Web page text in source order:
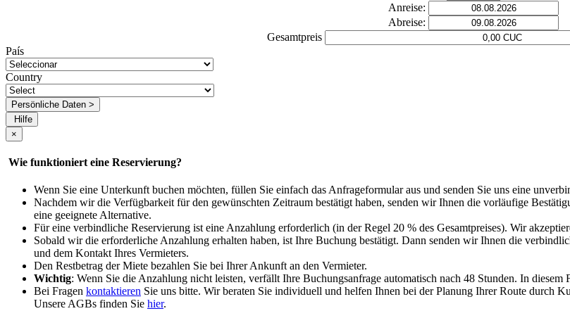
Anreise:
Abreise:
Gesamtpreis
País
Country
Persönliche Daten >
Hilfe
×
Wie funktioniert eine Reservierung?
Wenn Sie eine Unterkunft buchen möchten, füllen Sie einfach das Anfrageformular aus und senden Sie uns eine
Nachdem wir die Verfügbarkeit für den gewünschten Zeitraum bestätigt haben, senden wir Ihnen die vorläufige
eine geeignete Alternative.
Für eine verbindliche Reservierung ist eine Anzahlung erforderlich (in der Regel 20 % des Gesamtpreises). Wir
Sobald wir die erforderliche Anzahlung erhalten haben, ist Ihre Buchung bestätigt. Dann senden wir Ihnen die
und dem Kontakt Ihres Vermieters.
Den Restbetrag der Miete bezahlen Sie bei Ihrer Ankunft an den Vermieter.
Wichtig: Wenn Sie die Anzahlung nicht leisten, verfällt Ihre Buchungsanfrage automatisch nach 48 Stunden. In
Bei Fragen kontaktieren Sie uns bitte. Wir beraten Sie individuell und helfen Ihnen bei der Planung Ihrer Route durch
Unsere AGBs finden Sie hier.